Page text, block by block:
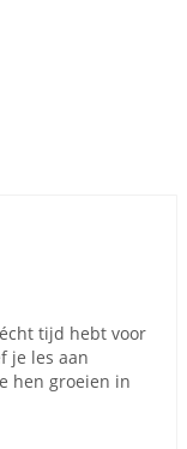
tijd hebt voor
je les aan
hen groeien in